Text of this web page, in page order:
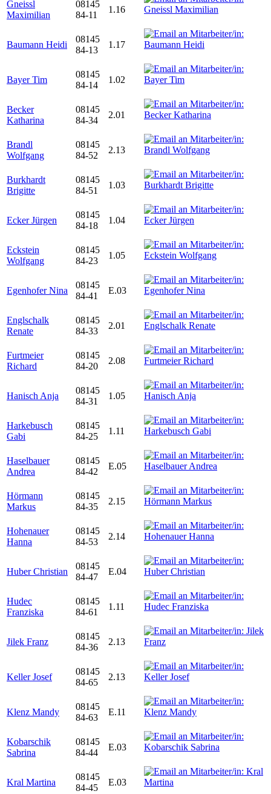
Gneissl
Maximilian
08145
84-11
1.16
Baumann Heidi
08145
84-13
1.17
Bayer Tim
08145
84-14
1.02
Becker
Katharina
08145
84-34
2.01
Brandl
Wolfgang
08145
84-52
2.13
Burkhardt
Brigitte
08145
84-51
1.03
Ecker Jürgen
08145
84-18
1.04
Eckstein
Wolfgang
08145
84-23
1.05
Egenhofer Nina
08145
84-41
E.03
Englschalk
Renate
08145
84-33
2.01
Furtmeier
Richard
08145
84-20
2.08
Hanisch Anja
08145
84-31
1.05
Harkebusch
Gabi
08145
84-25
1.11
Haselbauer
Andrea
08145
84-42
E.05
Hörmann
Markus
08145
84-35
2.15
Hohenauer
Hanna
08145
84-53
2.14
Huber Christian
08145
84-47
E.04
Hudec
Franziska
08145
84-61
1.11
Jilek Franz
08145
84-36
2.13
Keller Josef
08145
84-65
2.13
Klenz Mandy
08145
84-63
E.11
Kobarschik
Sabrina
08145
84-44
E.03
Kral Martina
08145
84-45
E.03